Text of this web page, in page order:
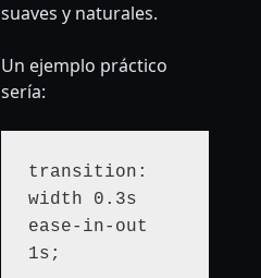
suaves y naturales.
Un ejemplo práctico
sería:
transition:
width 0.3s
ease-in-out
1s;